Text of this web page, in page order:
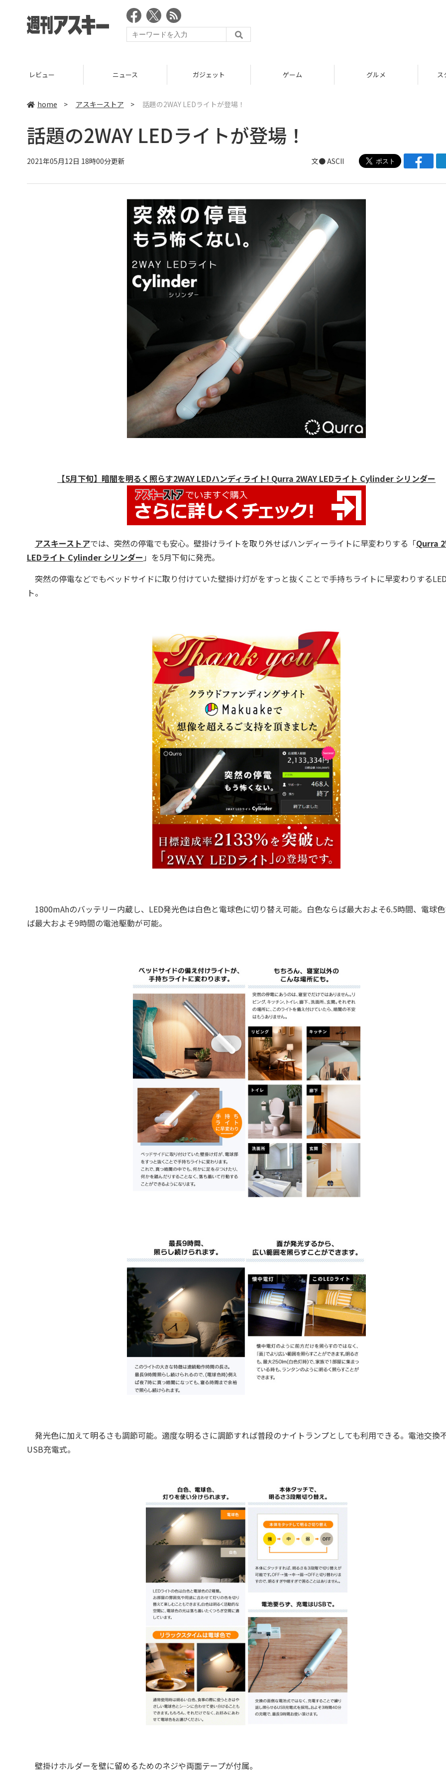
ニュース ガジェット ゲーム グルメ スタートアップ
home > アスキーストア > 話題の2WAY LEDライトが登場！
話題の2WAY LEDライトが登場！
2021年05月12日 18時00分更新 文● ASCII
【5月下旬】暗闇を明るく照らす2WAY LEDハンディライト! Qurra 2WAY LEDライト Cylinder シリンダー
アスキーストアでは、突然の停電でも安心。壁掛けライトを取り外せばハンディーライトに早変わりする「Qurra
LEDライト Cylinder シリンダー 」を5月下旬に発売。
突然の停電などでもベッドサイドに取り付けていた壁掛け灯がをすっと抜くことで手持ちライトに早変わりする
ト。
1800mAhのバッテリー内蔵し、LED発光色は白色と電球色に切り替え可能。白色ならば最大およそ6.5時間、電球
ば最大およそ9時間の電池駆動が可能。
発光色に加えて明るさも調節可能。適度な明るさに調節すれば普段のナイトランプとしても利用できる。電池交換
USB充電式。
壁掛けホルダーを壁に留めるためのネジや両面テープが付属。